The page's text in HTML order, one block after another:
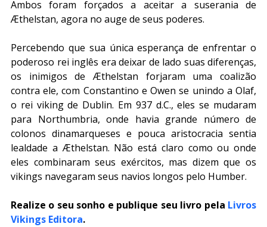
Ambos foram forçados a aceitar a suserania de
Æthelstan, agora no auge de seus poderes.
Percebendo que sua única esperança de enfrentar o
poderoso rei inglês era deixar de lado suas diferenças,
os inimigos de Æthelstan forjaram uma coalizão
contra ele, com Constantino e Owen se unindo a Olaf,
o rei viking de Dublin. Em 937 d.C., eles se mudaram
para Northumbria, onde havia grande número de
colonos dinamarqueses e pouca aristocracia sentia
lealdade a Æthelstan. Não está claro como ou onde
eles combinaram seus exércitos, mas dizem que os
vikings navegaram seus navios longos pelo Humber.
Realize o seu sonho e publique seu livro pela Livros
Vikings Editora.